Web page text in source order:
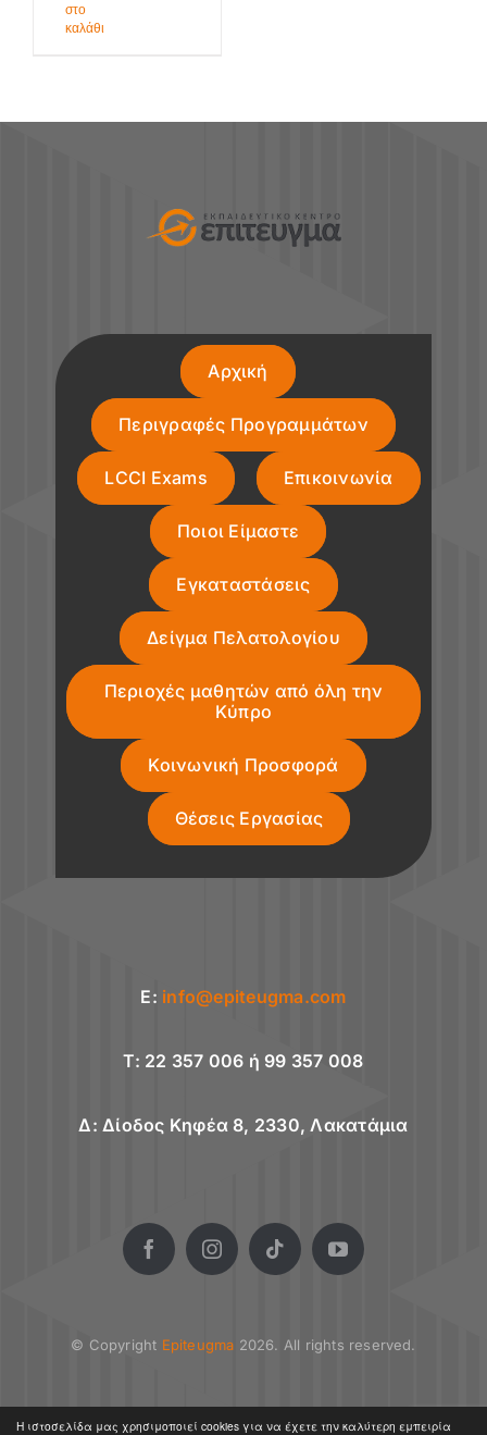
Η ιστοσελίδα μας χρησιμοποιεί cookies για να έχετε την καλύτερη εμπειρία
στο
καλάθι
Αρχική
Περιγραφές Προγραμμάτων
LCCI Exams Επικοινωνία
Ποιοι Είμαστε
Εγκαταστάσεις
Δείγμα Πελατολογίου
Περιοχές μαθητών από όλη την
Κύπρο
Κοινωνική Προσφορά
Θέσεις Εργασίας
E: info@epiteugma.com
T: 22 357 006 ή 99 357 008
Δ: Δίοδος Κηφέα 8, 2330, Λακατάμια
© Copyright Epiteugma 2026. All rights reserved.